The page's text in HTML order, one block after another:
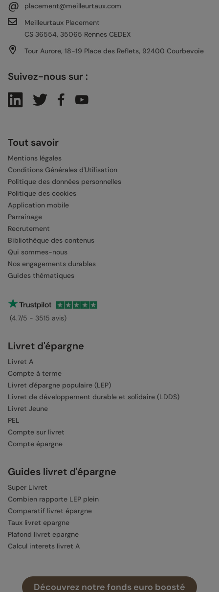
Découvrez notre fonds euro boosté
@
placement@meilleurtaux.com
Meilleurtaux Placement
CS 36554, 35065 Rennes CEDEX
Tour Aurore, 18-19 Place des Reflets, 92400 Courbevoie
Suivez-nous sur :
Tout savoir
Mentions légales
Conditions Générales d'Utilisation
Politique des données personnelles
Politique des cookies
Application mobile
Parrainage
Recrutement
Bibliothèque des contenus
Qui sommes-nous
Nos engagements durables
Guides thématiques
(4.7/5 - 3515 avis)
Livret d'épargne
Livret A
Compte à terme
Livret d'épargne populaire (LEP)
Livret de développement durable et solidaire (LDDS)
Livret Jeune
PEL
Compte sur livret
Compte épargne
Guides livret d'épargne
Super Livret
Combien rapporte LEP plein
Comparatif livret épargne
Taux livret epargne
Plafond livret epargne
Calcul interets livret A
Épargne
Épargne